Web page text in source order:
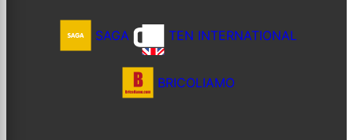
SAGA TEN INTERNATIONAL
BRICOLIAMO